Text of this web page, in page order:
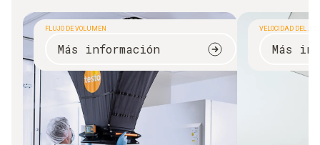
FLUJO DE VOLUMEN
Más información
VELOCIDAD DEL
Más